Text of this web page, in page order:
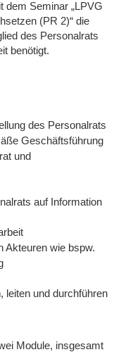
dem Seminar „LPVG
(PR 2)“ die
des Personalrats
benötigt.
des Personalrats
Geschäftsführung
und
auf Information
Akteuren wie bspw.
leiten und durchführen
Module, insgesamt